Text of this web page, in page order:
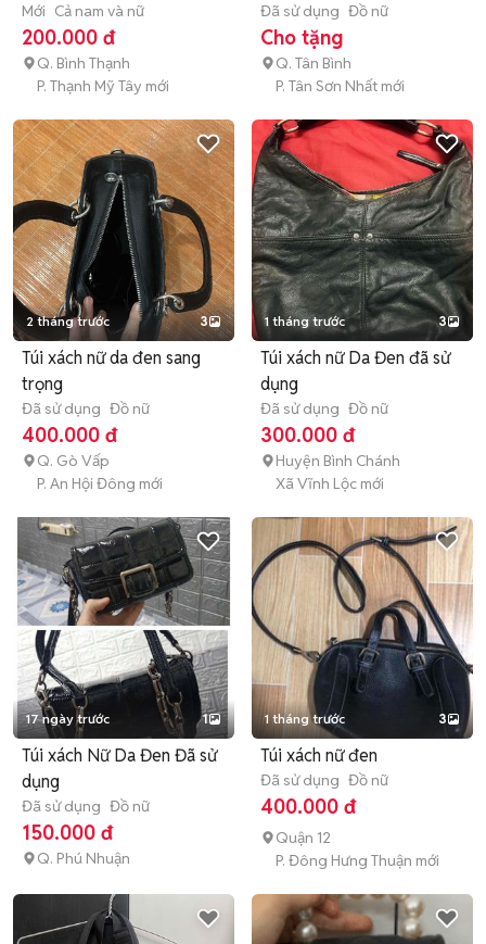
Mới Cả nam và nữ
200.000 đ
Q. Bình Thạnh
P. Thạnh Mỹ Tây mới
Đã sử dụng Đồ nữ
Cho tặng
Q. Tân Bình
P. Tân Sơn Nhất mới
2 tháng trước 3
Túi xách nữ da đen sang
trọng
Đã sử dụng Đồ nữ
400.000 đ
Q. Gò Vấp
P. An Hội Đông mới
1 tháng trước 3
Túi xách nữ Da Đen đã sử
dụng
Đã sử dụng Đồ nữ
300.000 đ
Huyện Bình Chánh
Xã Vĩnh Lộc mới
17 ngày trước 1
Túi xách Nữ Da Đen Đã sử
dụng
Đã sử dụng Đồ nữ
150.000 đ
Q. Phú Nhuận
1 tháng trước 3
Túi xách nữ đen
Đã sử dụng Đồ nữ
400.000 đ
Quận 12
P. Đông Hưng Thuận mới